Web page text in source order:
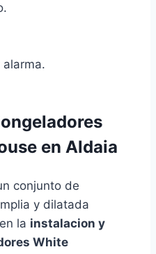
en Aldaia
conjunto de
y dilatada
la instalacion y
White